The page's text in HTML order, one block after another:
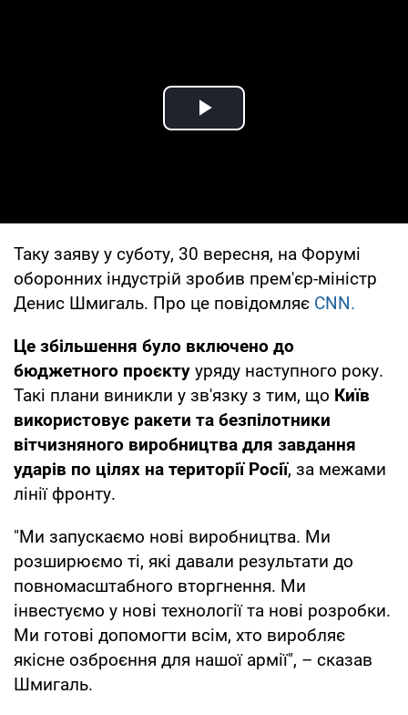
Play Video
Таку заяву у суботу, 30 вересня, на Форумі
оборонних індустрій зробив прем'єр-міністр
Денис Шмигаль. Про це повідомляє CNN.
Це збільшення було включено до
бюджетного проєкту уряду наступного року.
Такі плани виникли у зв'язку з тим, що Київ
використовує ракети та безпілотники
вітчизняного виробництва для завдання
ударів по цілях на території Росії, за межами
лінії фронту.
"Ми запускаємо нові виробництва. Ми
розширюємо ті, які давали результати до
повномасштабного вторгнення. Ми
інвестуємо у нові технології та нові розробки.
Ми готові допомогти всім, хто виробляє
якісне озброєння для нашої армії", – сказав
Шмигаль.